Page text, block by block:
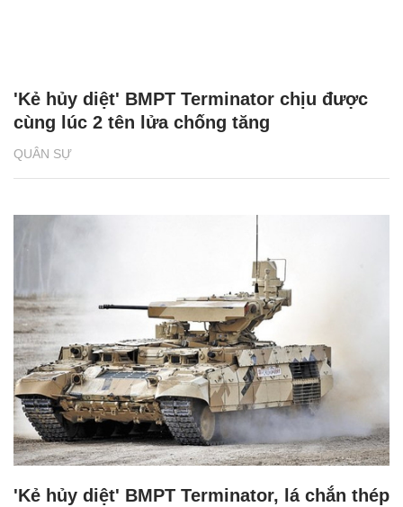
QUÂN SỰ
'Kẻ hủy diệt' BMPT Terminator chịu được
cùng lúc 2 tên lửa chống tăng
'Kẻ hủy diệt' BMPT Terminator, lá chắn thép